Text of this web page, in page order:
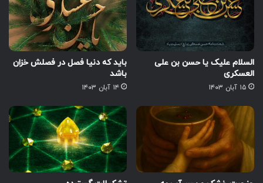
السلام علیک یا حسن بن علی
العسکری
۱۵ آبان ۱۴۰۳
باید که دنیا فصل در فصلش خزان
باشد
۱۴ آبان ۱۴۰۳